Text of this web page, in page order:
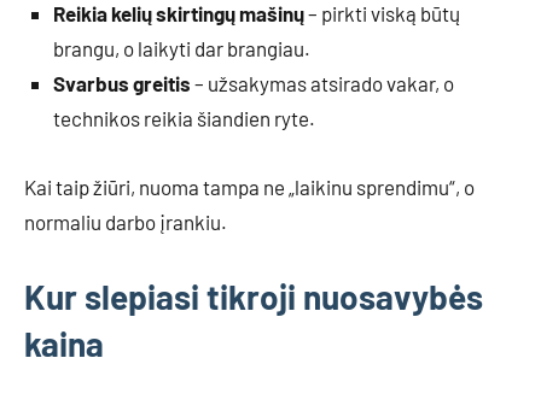
Reikia kelių skirtingų mašinų– pirkti viską būtų
brangu, o laikyti dar brangiau.
Svarbus greitis – užsakymas atsirado vakar, o
technikos reikia šiandien ryte.
Kai taip žiūri, nuoma tampa ne „laikinu sprendimu“, o
normaliu darbo įrankiu.
Kur slepiasi tikroji nuosavybės
kaina